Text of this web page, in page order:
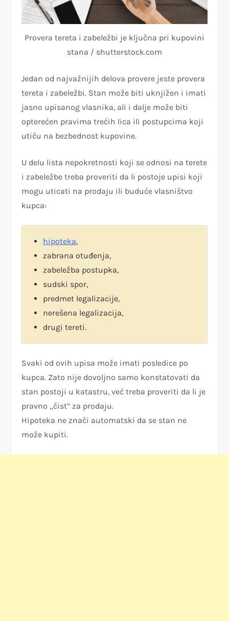
Provera tereta i zabeležbi je ključna pri kupovini
stana / shutterstock.com
Jedan od najvažnijih delova provere jeste provera
tereta i zabeležbi. Stan može biti uknjižen i imati
jasno upisanog vlasnika, ali i dalje može biti
opterećen pravima trećih lica ili postupcima koji
utiču na bezbednost kupovine.
U delu lista nepokretnosti koji se odnosi na terete
i zabeležbe treba proveriti da li postoje upisi koji
mogu uticati na prodaju ili buduće vlasništvo
kupca:
hipoteka,
zabrana otuđenja,
zabeležba postupka,
sudski spor,
predmet legalizacije,
nerešena legalizacija,
drugi tereti.
Svaki od ovih upisa može imati posledice po
kupca. Zato nije dovoljno samo konstatovati da
stan postoji u katastru, već treba proveriti da li je
pravno „čist” za prodaju.
Hipoteka ne znači automatski da se stan ne
može kupiti.